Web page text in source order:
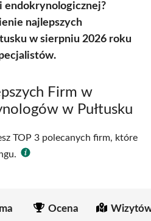
endokrynologicznej?
najlepszych
w sierpniu 2026 roku
Firm w
w Pułtusku
TOP 3 polecanych firm, które
Ocena